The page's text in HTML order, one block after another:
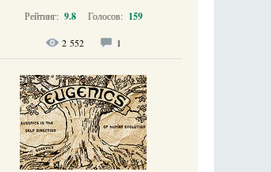
Рейтинг: 9.8 Голосов: 159
2 552 1